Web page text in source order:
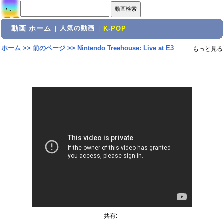
動画 ホーム 人気の動画 K-POP
ホーム>> 前のページ>> Nintendo Treehouse: Live at E3 もっと見る
共有: